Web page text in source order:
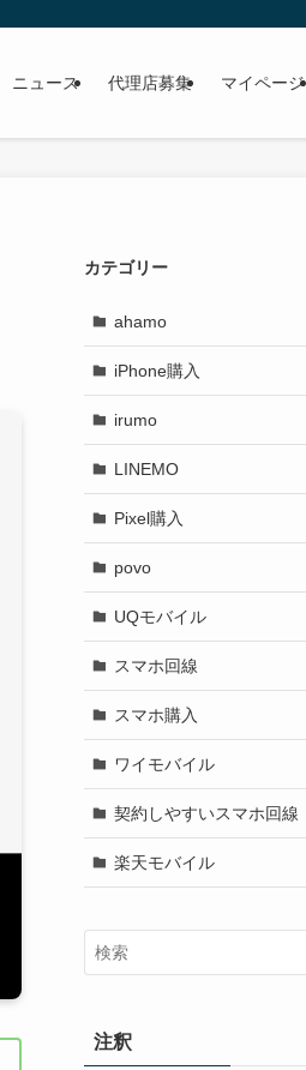
ニュース 代理店募集 マイページ
カテゴリー
ahamo
iPhone購入
irumo
LINEMO
Pixel購入
povo
UQモバイル
スマホ回線
スマホ購入
ワイモバイル
契約しやすいスマホ回線
楽天モバイル
注釈